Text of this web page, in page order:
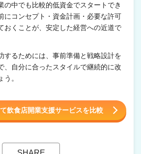
の中でも比較的低資金でスタートでき
にコンセプト・資金計画・必要な許可
おくことが、安定した経営への近道で
するためには、事前準備と戦略設計を
、自分に合ったスタイルで継続的に改
。
飲食店開業支援サービスを比較